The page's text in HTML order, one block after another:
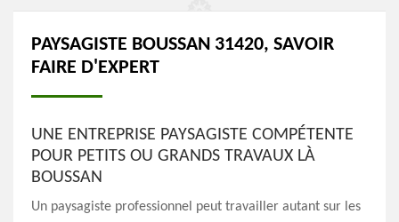
PAYSAGISTE BOUSSAN 31420, SAVOIR
FAIRE D'EXPERT
UNE ENTREPRISE PAYSAGISTE COMPÉTENTE
POUR PETITS OU GRANDS TRAVAUX LÀ
BOUSSAN
Un paysagiste professionnel peut travailler autant sur les